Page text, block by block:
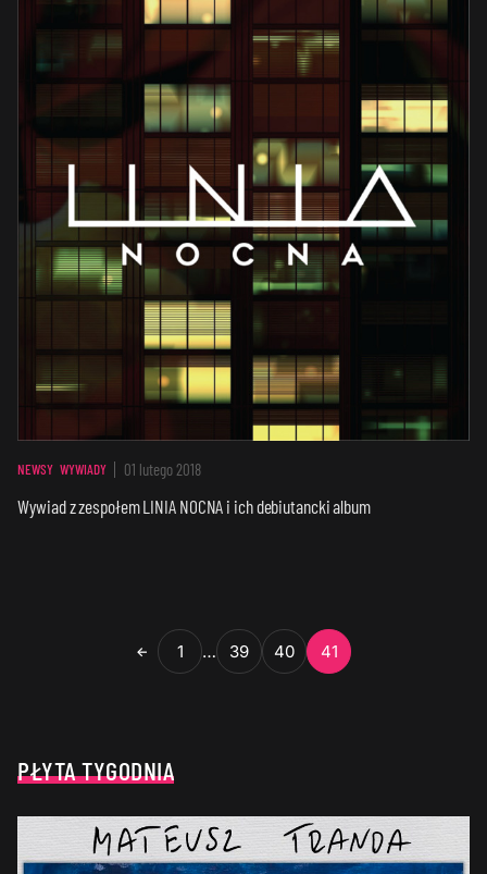
NEWSY WYWIADY 01 lutego 2018
Wywiad z zespołem LINIA NOCNA i ich debiutancki album
← 1 … 39 40 41
PŁYTA TYGODNIA